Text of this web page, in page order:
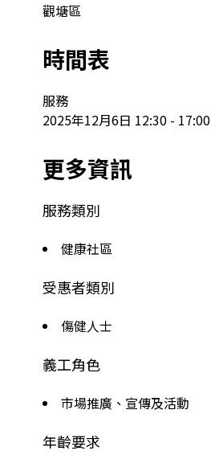
觀塘區
時間表
服務
2025年12月6日 12:30 - 17:00
更多資訊
服務類別
健康社區
受惠者類別
傷健人士
義工角色
市場推廣、宣傳及活動
年齡要求